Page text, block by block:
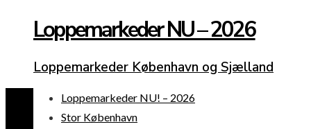
Loppemarkeder NU – 2026
Loppemarkeder København og Sjælland
Loppemarkeder NU! – 2026
Stor København